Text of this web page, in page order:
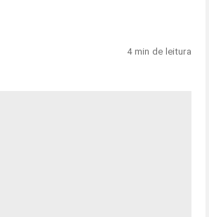
4 min de leitura